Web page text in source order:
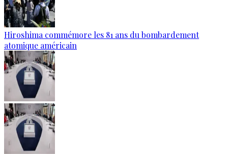
Hiroshima commémore les 81 ans du bombardement
atomique américain